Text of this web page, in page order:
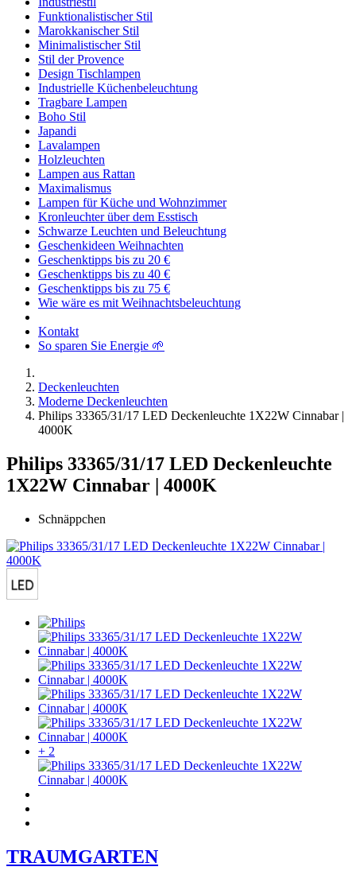
Funktionalistischer Stil
Marokkanischer Stil
Minimalistischer Stil
Stil der Provence
Design Tischlampen
Industrielle Küchenbeleuchtung
Tragbare Lampen
Boho Stil
Japandi
Lavalampen
Holzleuchten
Lampen aus Rattan
Maximalismus
Lampen für Küche und Wohnzimmer
Kronleuchter über dem Esstisch
Schwarze Leuchten und Beleuchtung
Geschenkideen Weihnachten
Geschenktipps bis zu 20 €
Geschenktipps bis zu 40 €
Geschenktipps bis zu 75 €
Wie wäre es mit Weihnachtsbeleuchtung
Kontakt
So sparen Sie Energie 🌱
Deckenleuchten
Moderne Deckenleuchten
Philips 33365/31/17 LED Deckenleuchte 1X22W Cinnabar |
4000K
Philips 33365/31/17 LED Deckenleuchte
1X22W Cinnabar | 4000K
Schnäppchen
+ 2
TRAUMGARTEN